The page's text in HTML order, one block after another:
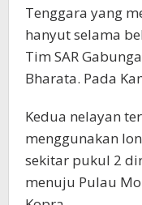
Tenggara yang
hanyut selama
Tim SAR
Bharata. Pada
Kedua nelayan
menggunakan
sekitar pukul 2
menuju Pulau